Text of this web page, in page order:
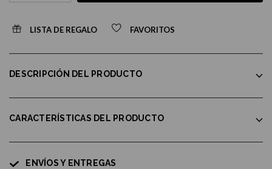
LISTA DE REGALO FAVORITOS
DESCRIPCIÓN DEL PRODUCTO
CARACTERÍSTICAS DEL PRODUCTO
ENVÍOS Y ENTREGAS